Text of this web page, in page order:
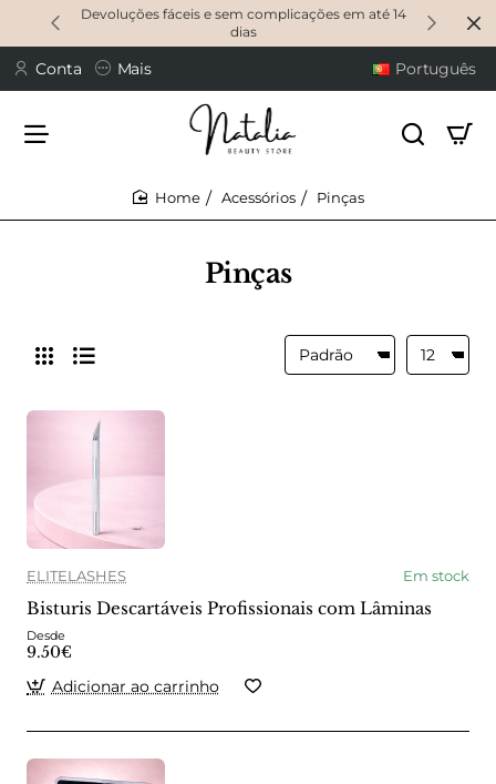
Devoluções fáceis e sem complicações em até 14
dias
Conta Mais Português
Pinças
Acessórios Pinças
ELITELASHES Em stock
Bisturis Descartáveis Profissionais com Lâminas
Desde
9.50€
Adicionar ao carrinho